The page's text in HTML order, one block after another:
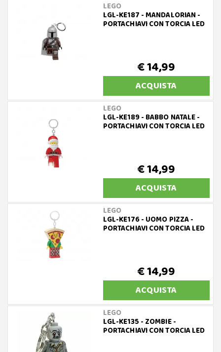
LEGO
LGL-KE187 - MANDALORIAN -
PORTACHIAVI CON TORCIA LED
€ 14,99
ACQUISTA
LEGO
LGL-KE189 - BABBO NATALE -
PORTACHIAVI CON TORCIA LED
€ 14,99
ACQUISTA
LEGO
LGL-KE176 - UOMO PIZZA -
PORTACHIAVI CON TORCIA LED
€ 14,99
ACQUISTA
LEGO
LGL-KE135 - ZOMBIE -
PORTACHIAVI CON TORCIA LED